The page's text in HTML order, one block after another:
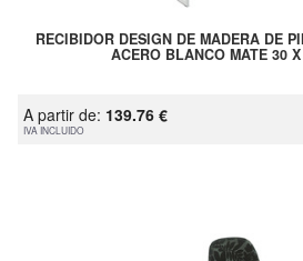
RECIBIDOR DESIGN DE MADERA DE
ACERO BLANCO MATE 30
A partir de: 139.76 €
IVA INCLUIDO